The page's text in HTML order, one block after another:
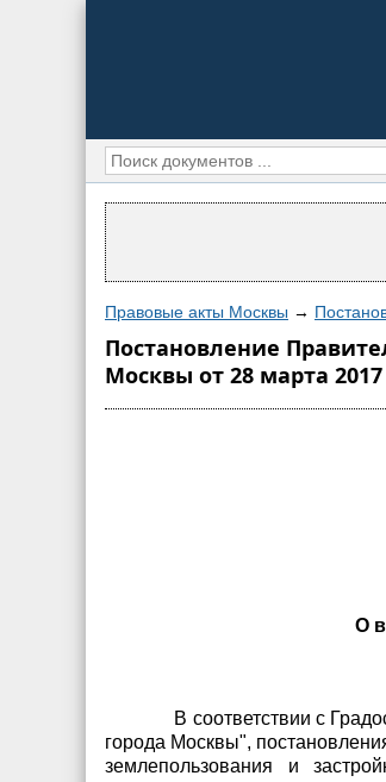
Правовые акты Москвы →
Постановление
Москвы от 28 марта
О
В соответствии с
города Москвы",
землепользования и